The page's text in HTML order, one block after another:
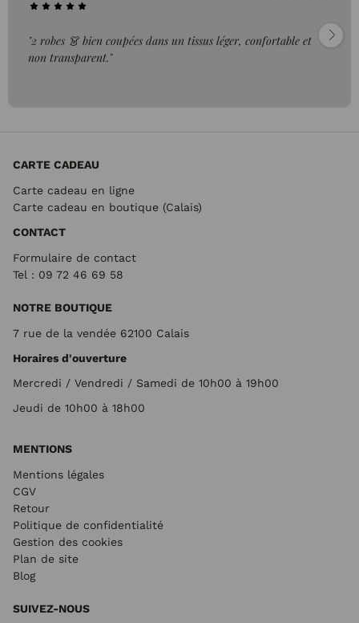
"très bien"
CARTE CADEAU
Carte cadeau en ligne
Carte cadeau en boutique (Calais)
CONTACT
Formulaire de contact
Tel : 09 72 46 69 58
NOTRE BOUTIQUE
7 rue de la vendée 62100 Calais
Horaires d'ouverture
Mercredi / Vendredi / Samedi de 10h00 à 19h00
Jeudi de 10h00 à 18h00
MENTIONS
Mentions légales
CGV
Retour
Politique de confidentialité
Gestion des cookies
Plan de site
Blog
SUIVEZ-NOUS